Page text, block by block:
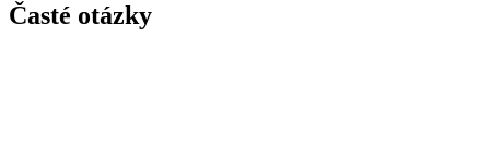
Časté otázky